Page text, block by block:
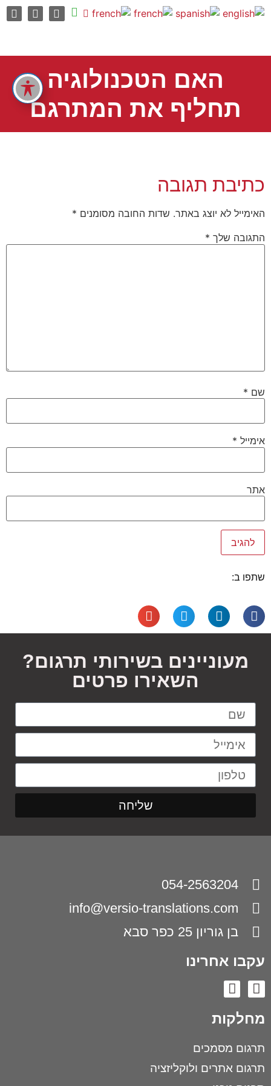
האם הטכנולוגיה
תחליף את המתרגם
כתיבת תגובה
האימייל לא יוצג באתר. שדות החובה מסומנים *
התגובה שלך *
שם *
אימייל *
אתר
שתפו ב:
מעוניינים בשירותי תרגום?
השאירו פרטים
שליחה
מחלקות
תרגום מסמכים
תרגום אתרים ולוקליזציה
עקבו אחרינו
054-2563204
info@versio-translations.com
בן גוריון 25 כפר סבא